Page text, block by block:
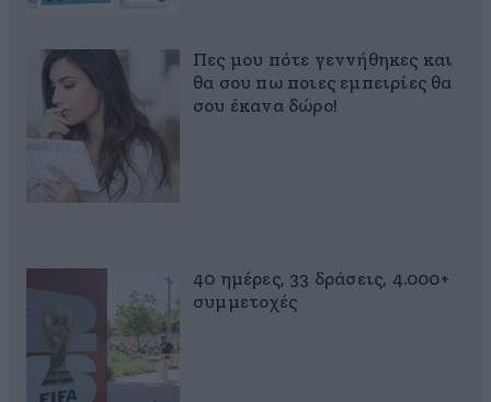
Πες μου πότε γεννήθηκες και
θα σου πω ποιες εμπειρίες θα
σου έκανα δώρο!
40 ημέρες, 33 δράσεις, 4.000+
συμμετοχές